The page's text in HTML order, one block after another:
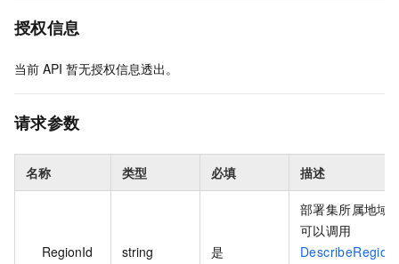
授权信息
当前 API 暂无授权信息透出。
请求参数
名称 类型 必填 描述
RegionId string 是
部署集所属地域
可以调用